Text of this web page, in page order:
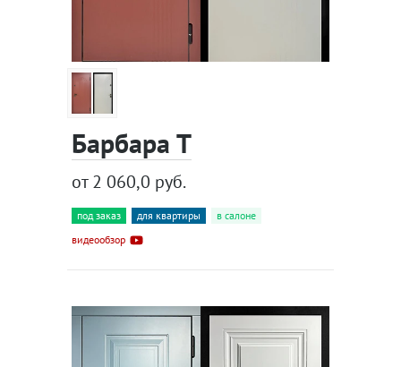
Барбара Т
от 2 060,0 руб.
под заказ для квартиры
в салоне
видеообзор